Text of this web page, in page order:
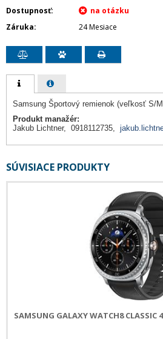
Dostupnosť
Záruka
24 Mesiace
Samsung Športový remienok (veľkosť S/
Produkt manažér:
Jakub Lichtner, 0918112735,
SÚVISIACE PRODUKTY
SAMSUNG GALAXY WATCH8 CLASSIC